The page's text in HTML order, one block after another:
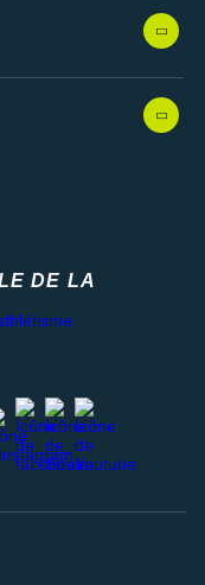
DE LA
facebook
stravayoutube